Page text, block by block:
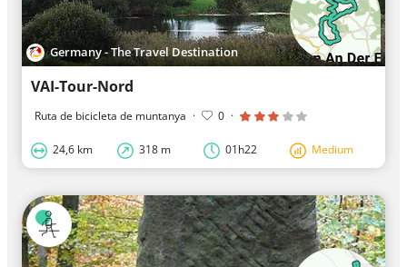
Germany - The Travel Destination
VAI-Tour-Nord
Ruta de bicicleta de muntanya · 0 ·
24,6 km 318 m 01h22 Medium